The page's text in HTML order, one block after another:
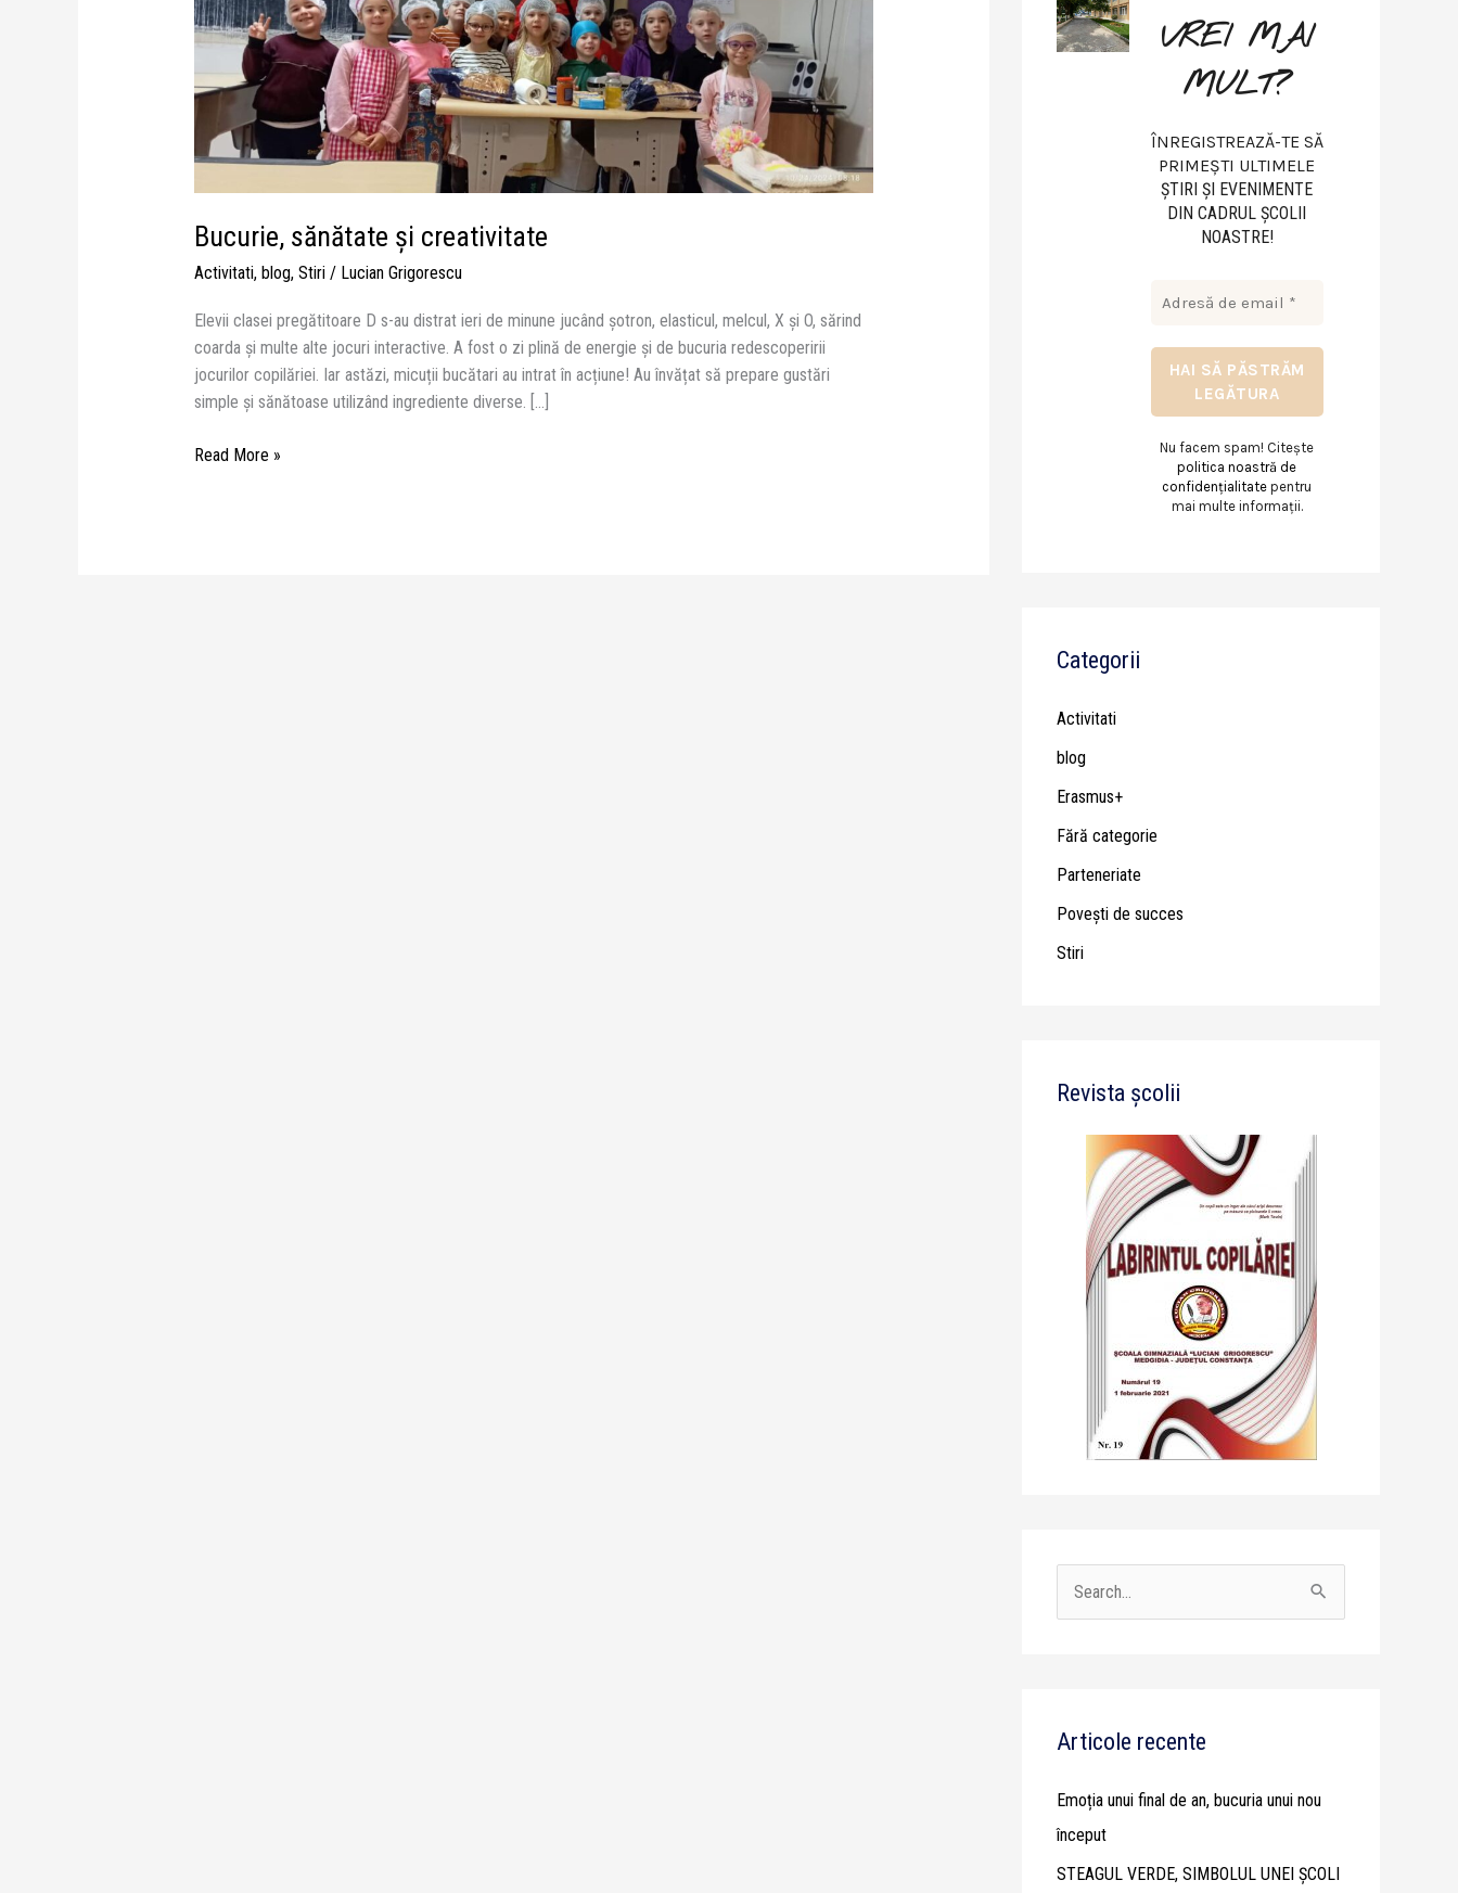
Bucurie, sănătate și creativitate
Activitati, blog, Stiri/ Lucian Grigorescu
Elevii clasei pregătitoare D s-au distrat ieri de minune jucând șotron, elasticul, melcul, X și O, sărind
coarda și multe alte jocuri interactive. A fost o zi plină de energie și de bucuria redescoperirii
jocurilor copilăriei. Iar astăzi, micuții bucătari au intrat în acțiune! Au învățat să prepare gustări
simple și sănătoase utilizând ingrediente diverse. […]
Read More »
VREI MAI
MULT?
ÎNREGISTREAZĂ-TE SĂ
PRIMEȘTI ULTIMELE
ŞTIRI ŞI EVENIMENTE
DIN CADRUL ŞCOLII
NOASTRE!
Nu facem spam! Citește
politica noastră de
confidențialitate pentru
mai multe informații.
Categorii
Activitati
blog
Erasmus+
Fără categorie
Parteneriate
Poveşti de succes
Stiri
Revista școlii
c
f
o
r
Articole recente
Emoția unui final de an, bucuria unui nou
început
STEAGUL VERDE, SIMBOLUL UNEI ȘCOLI